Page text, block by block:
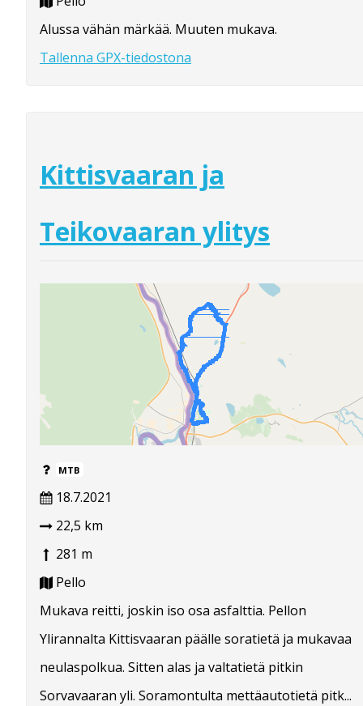
Alussa vähän märkää. Muuten mukava.
Tallenna GPX-tiedostona
Kittisvaaran ja
Teikovaaran ylitys
MTB
18.7.2021
22,5 km
281 m
Pello
Mukava reitti, joskin iso osa asfalttia. Pellon
Ylirannalta Kittisvaaran päälle soratietä ja mukavaa
neulaspolkua. Sitten alas ja valtatietä pitkin
Sorvavaaran yli. Soramontulta mettäautotietä pitk...